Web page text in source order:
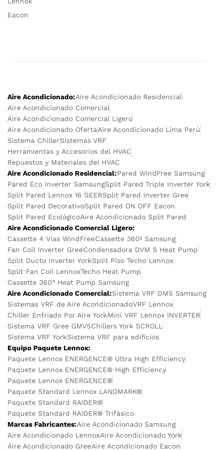
Eacon
Aire Acondicionado:Aire Acondicionado Residencial
Aire Acondicionado Comercial
Aire Acondicionado Comercial Ligero
Aire Acondicionado OfertaAire Acondicionado Lima Perú
Sistema ChillerSistemas VRF
Herramientas y Accesorios del HVAC
Repuestos y Materiales del HVAC
Aire Acondicionado Residencial:Pared WindFree Samsung
Pared Eco Inverter SamsungSplit Pared Triple Inverter York
Split Pared Lennox 16 SEERSplit Pared Inverter Gree
Split Pared DecorativoSplit Pared ON OFF Eacon
Split Pared EcológicoAire Acondicionado Split Pared
Aire Acondicionado Comercial Ligero:
Cassette 4 Vias WindFreeCassette 360º Samsung
Fan Coil Inverter GreeCondensadora DVM S Heat Pump
Split Ducto Inverter YorkSplit Piso Techo Lennox
Split Fan Coil LennoxTecho Heat Pump
Cassette 360° Heat Pump Samsung
Aire Acondicionado Comercial:Sistema VRF DMS Samsung
Sistemas VRF de Aire AcondicionadoVRF Lennox
Chiller Enfriado Por Aire YorkMini VRF Lennox INVERTER
Sistema VRF Gree GMV5Chillers York SCROLL
Sistema VRF YorkSistema VRF para edificios
Equipo Paquete Lennox:
Paquete Lennox ENERGENCE® Ultra High Efficiency
Paquete Lennox ENERGENCE® High Efficiency
Paquete Lennox ENERGENCE®
Paquete Standard Lennox LANDMARK®
Paquete Standard RAIDER®
Paquete Standard RAIDER® Trifásico
Marcas Fabricantes:Aire Acondicionado Samsung
Aire Acondicionado LennoxAire Acondicionado York
Aire Acondicionado GreeAire Acondicionado Eacon